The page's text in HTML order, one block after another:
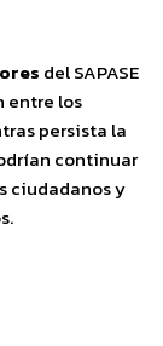
del SAPASE
entre los
persista la
continuar
ciudadanos y